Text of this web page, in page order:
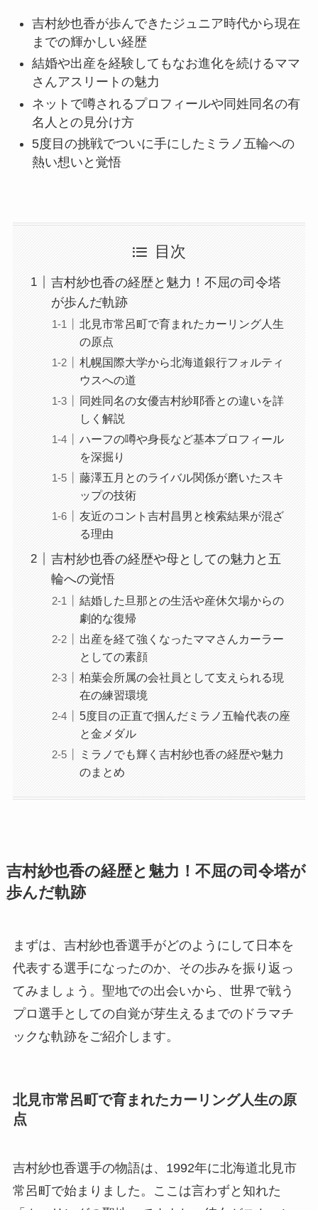
吉村紗也香が歩んできたジュニア時代から現在
までの輝かしい経歴
結婚や出産を経験してもなお進化を続けるママ
さんアスリートの魅力
ネットで噂されるプロフィールや同姓同名の有
名人との見分け方
5度目の挑戦でついに手にしたミラノ五輪への
熱い想いと覚悟
目次
吉村紗也香の経歴と魅力！不屈の司令塔
が歩んだ軌跡
北見市常呂町で育まれたカーリング人生
の原点
札幌国際大学から北海道銀行フォルティ
ウスへの道
同姓同名の女優吉村紗耶香との違いを詳
しく解説
ハーフの噂や身長など基本プロフィール
を深掘り
藤澤五月とのライバル関係が磨いたスキ
ップの技術
友近のコント吉村昌男と検索結果が混ざ
る理由
吉村紗也香の経歴や母としての魅力と五
輪への覚悟
結婚した旦那との生活や産休欠場からの
劇的な復帰
出産を経て強くなったママさんカーラー
としての素顔
柏葉会所属の会社員として支えられる現
在の練習環境
5度目の正直で掴んだミラノ五輪代表の座
と金メダル
ミラノでも輝く吉村紗也香の経歴や魅力
のまとめ
吉村紗也香の経歴と魅力！不屈の司令塔が
歩んだ軌跡
まずは、吉村紗也香選手がどのようにして日本を
代表する選手になったのか、その歩みを振り返っ
てみましょう。聖地での出会いから、世界で戦う
プロ選手としての自覚が芽生えるまでのドラマチ
ックな軌跡をご紹介します。
北見市常呂町で育まれたカーリング人生の原
点
吉村紗也香選手の物語は、1992年に北海道北見市
常呂町で始まりました。ここは言わずと知れた